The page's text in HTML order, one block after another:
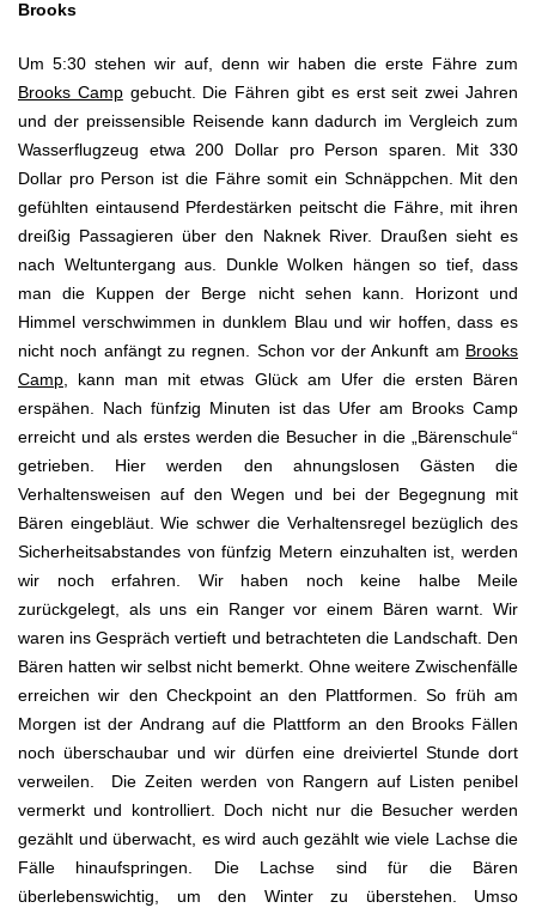
Brooks
Um 5:30 stehen wir auf, denn wir haben die erste Fähre zum
Brooks Campgebucht. Die Fähren gibt es erst seit zwei Jahren
und der preissensible Reisende kann dadurch im Vergleich zum
Wasserflugzeug etwa 200 Dollar pro Person sparen. Mit 330
Dollar pro Person ist die Fähre somit ein Schnäppchen. Mit den
gefühlten eintausend Pferdestärken peitscht die Fähre, mit ihren
dreißig Passagieren über den Naknek River. Draußen sieht es
nach Weltuntergang aus. Dunkle Wolken hängen so tief, dass
man die Kuppen der Berge nicht sehen kann. Horizont und
Himmel verschwimmen in dunklem Blau und wir hoffen, dass es
nicht noch anfängt zu regnen. Schon vor der Ankunft am Brooks
Camp, kann man mit etwas Glück am Ufer die ersten Bären
erspähen. Nach fünfzig Minuten ist das Ufer am Brooks Camp
erreicht und als erstes werden die Besucher in die „Bärenschule“
getrieben. Hier werden den ahnungslosen Gästen die
Verhaltensweisen auf den Wegen und bei der Begegnung mit
Bären eingebläut. Wie schwer die Verhaltensregel bezüglich des
Sicherheitsabstandes von fünfzig Metern einzuhalten ist, werden
wir noch erfahren. Wir haben noch keine halbe Meile
zurückgelegt, als uns ein Ranger vor einem Bären warnt. Wir
waren ins Gespräch vertieft und betrachteten die Landschaft. Den
Bären hatten wir selbst nicht bemerkt. Ohne weitere Zwischenfälle
erreichen wir den Checkpoint an den Plattformen. So früh am
Morgen ist der Andrang auf die Plattform an den Brooks Fällen
noch überschaubar und wir dürfen eine dreiviertel Stunde dort
verweilen. Die Zeiten werden von Rangern auf Listen penibel
vermerkt und kontrolliert. Doch nicht nur die Besucher werden
gezählt und überwacht, es wird auch gezählt wie viele Lachse die
Fälle hinaufspringen. Die Lachse sind für die Bären
überlebenswichtig, um den Winter zu überstehen. Umso